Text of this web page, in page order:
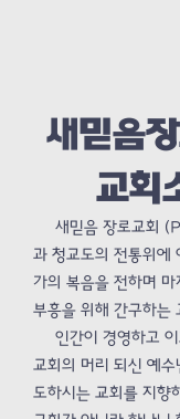
새믿음 장로교회
과 청교도의 전통위에
가의 복음을 전하며
부흥을 위해 간구하는
인간이 경영하고 이
교회의 머리 되신 예
도하시는 교회를 지향
새믿음
교회